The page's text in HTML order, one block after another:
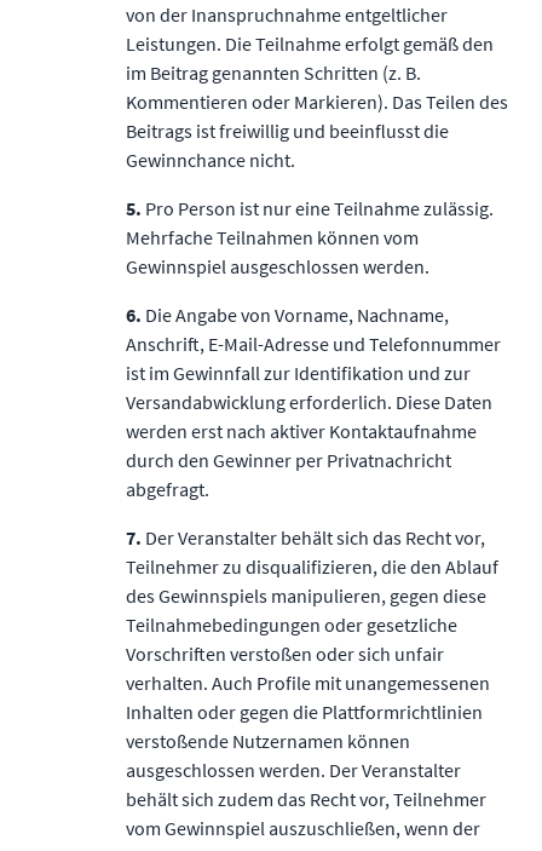
von der Inanspruchnahme entgeltlicher
Leistungen. Die Teilnahme erfolgt gemäß den
im Beitrag genannten Schritten (z. B.
Kommentieren oder Markieren). Das Teilen des
Beitrags ist freiwillig und beeinﬂusst die
Gewinnchance nicht.
5. Pro Person ist nur eine Teilnahme zulässig.
Mehrfache Teilnahmen können vom
Gewinnspiel ausgeschlossen werden.
6. Die Angabe von Vorname, Nachname,
Anschrift, E-Mail-Adresse und Telefonnummer
ist im Gewinnfall zur Identiﬁkation und zur
Versandabwicklung erforderlich. Diese Daten
werden erst nach aktiver Kontaktaufnahme
durch den Gewinner per Privatnachricht
abgefragt.
7. Der Veranstalter behält sich das Recht vor,
Teilnehmer zu disqualiﬁzieren, die den Ablauf
des Gewinnspiels manipulieren, gegen diese
Teilnahmebedingungen oder gesetzliche
Vorschriften verstoßen oder sich unfair
verhalten. Auch Proﬁle mit unangemessenen
Inhalten oder gegen die Plattformrichtlinien
verstoßende Nutzernamen können
ausgeschlossen werden. Der Veranstalter
behält sich zudem das Recht vor, Teilnehmer
vom Gewinnspiel auszuschließen, wenn der